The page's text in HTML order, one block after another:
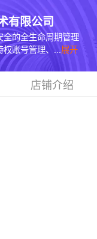
有限公司
全的全生命周期管理
账号管理、... 展开
店铺介绍